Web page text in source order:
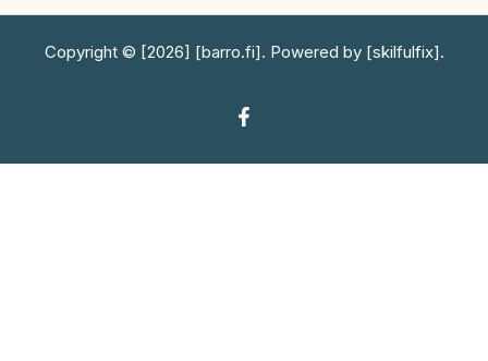
Copyright © [2026] [barro.fi]. Powered by [skilfulfix].